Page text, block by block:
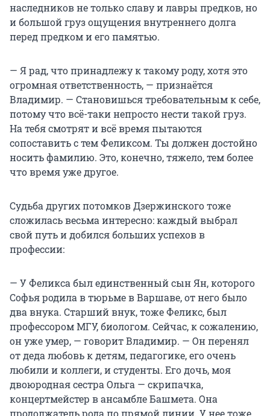
наследников не только славу и лавры предков, но
и большой груз ощущения внутреннего долга
перед предком и его памятью.
— Я рад, что принадлежу к такому роду, хотя это
огромная ответственность, — признаётся
Владимир. — Становишься требовательным к себе,
потому что всё-таки непросто нести такой груз.
На тебя смотрят и всё время пытаются
сопоставить с тем Феликсом. Ты должен достойно
носить фамилию. Это, конечно, тяжело, тем более
что время уже другое.
Судьба других потомков Дзержинского тоже
сложилась весьма интересно: каждый выбрал
свой путь и добился больших успехов в
профессии:
— У Феликса был единственный сын Ян, которого
Софья родила в тюрьме в Варшаве, от него было
два внука. Старший внук, тоже Феликс, был
профессором МГУ, биологом. Сейчас, к сожалению,
он уже умер, — говорит Владимир. — Он перенял
от деда любовь к детям, педагогике, его очень
любили и коллеги, и студенты. Его дочь, моя
двоюродная сестра Ольга — скрипачка,
концертмейстер в ансамбле Башмета. Она
продолжатель рода по прямой линии. У нее тоже